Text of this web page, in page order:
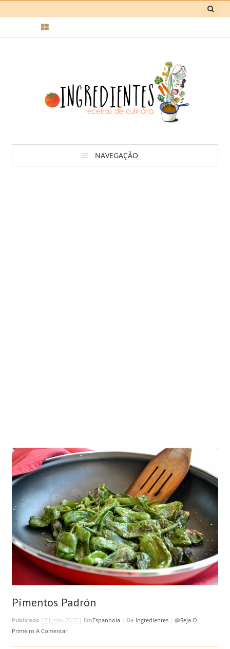
NAVEGAÇÃO
Pimentos Padrón
Publicado 17 Junho, 2017 | EmEspanhola| De Ingredientes|
Seja O
Primeiro A Comentar